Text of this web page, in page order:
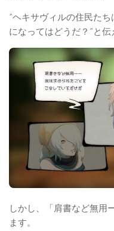
”ヘキサヴィルの住民た
になってはどうだ？”と伝
しかし、「肩書など無用
ます。